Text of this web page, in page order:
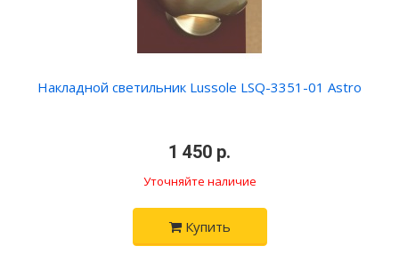
Накладной светильник Lussole LSQ-3351-01 Astro
1 450 р.
Уточняйте наличие
Купить